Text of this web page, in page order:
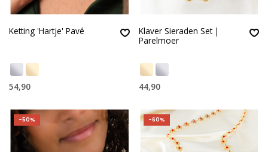
Ketting 'Hartje' Pavé
54,90
Klaver Sieraden Set |
Parelmoer
44,90
-50% -60%